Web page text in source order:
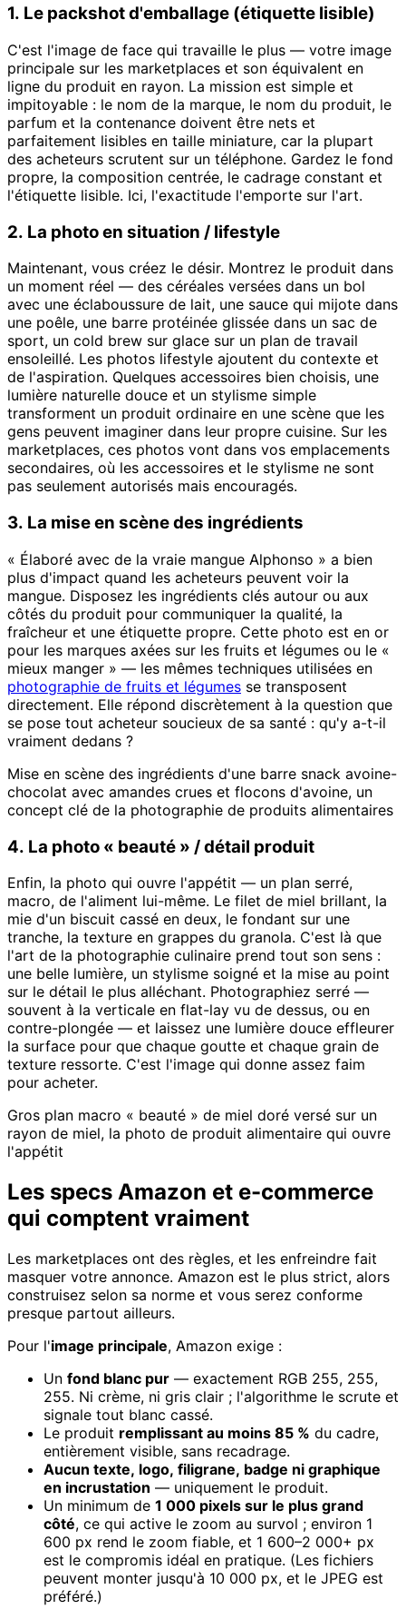
1. Le packshot d'emballage (étiquette lisible)
C'est l'image de face qui travaille le plus — votre image
principale sur les marketplaces et son équivalent en
ligne du produit en rayon. La mission est simple et
impitoyable : le nom de la marque, le nom du produit, le
parfum et la contenance doivent être nets et
parfaitement lisibles en taille miniature, car la plupart
des acheteurs scrutent sur un téléphone. Gardez le fond
propre, la composition centrée, le cadrage constant et
l'étiquette lisible. Ici, l'exactitude l'emporte sur l'art.
2. La photo en situation / lifestyle
Maintenant, vous créez le désir. Montrez le produit dans
un moment réel — des céréales versées dans un bol
avec une éclaboussure de lait, une sauce qui mijote dans
une poêle, une barre protéinée glissée dans un sac de
sport, un cold brew sur glace sur un plan de travail
ensoleillé. Les photos lifestyle ajoutent du contexte et
de l'aspiration. Quelques accessoires bien choisis, une
lumière naturelle douce et un stylisme simple
transforment un produit ordinaire en une scène que les
gens peuvent imaginer dans leur propre cuisine. Sur les
marketplaces, ces photos vont dans vos emplacements
secondaires, où les accessoires et le stylisme ne sont
pas seulement autorisés mais encouragés.
3. La mise en scène des ingrédients
« Élaboré avec de la vraie mangue Alphonso » a bien
plus d'impact quand les acheteurs peuvent voir la
mangue. Disposez les ingrédients clés autour ou aux
côtés du produit pour communiquer la qualité, la
fraîcheur et une étiquette propre. Cette photo est en or
pour les marques axées sur les fruits et légumes ou le «
mieux manger » — les mêmes techniques utilisées en
photographie de fruits et légumes se transposent
directement. Elle répond discrètement à la question que
se pose tout acheteur soucieux de sa santé : qu'y a-t-il
vraiment dedans ?
Mise en scène des ingrédients d'une barre snack avoine-
chocolat avec amandes crues et flocons d'avoine, un
concept clé de la photographie de produits alimentaires
4. La photo « beauté » / détail produit
Enfin, la photo qui ouvre l'appétit — un plan serré,
macro, de l'aliment lui-même. Le filet de miel brillant, la
mie d'un biscuit cassé en deux, le fondant sur une
tranche, la texture en grappes du granola. C'est là que
l'art de la photographie culinaire prend tout son sens :
une belle lumière, un stylisme soigné et la mise au point
sur le détail le plus alléchant. Photographiez serré —
souvent à la verticale en flat-lay vu de dessus, ou en
contre-plongée — et laissez une lumière douce effleurer
la surface pour que chaque goutte et chaque grain de
texture ressorte. C'est l'image qui donne assez faim
pour acheter.
Gros plan macro « beauté » de miel doré versé sur un
rayon de miel, la photo de produit alimentaire qui ouvre
l'appétit
Les specs Amazon et e-commerce
qui comptent vraiment
Les marketplaces ont des règles, et les enfreindre fait
masquer votre annonce. Amazon est le plus strict, alors
construisez selon sa norme et vous serez conforme
presque partout ailleurs.
Pour l'image principale, Amazon exige :
Un fond blanc pur — exactement RGB 255, 255,
255. Ni crème, ni gris clair ; l'algorithme le scrute et
signale tout blanc cassé.
Le produit remplissant au moins 85 % du cadre,
entièrement visible, sans recadrage.
Aucun texte, logo, filigrane, badge ni graphique
en incrustation — uniquement le produit.
Un minimum de 1 000 pixels sur le plus grand
côté, ce qui active le zoom au survol ; environ 1
600 px rend le zoom fiable, et 1 600–2 000+ px
est le compromis idéal en pratique. (Les fichiers
peuvent monter jusqu'à 10 000 px, et le JPEG est
préféré.)